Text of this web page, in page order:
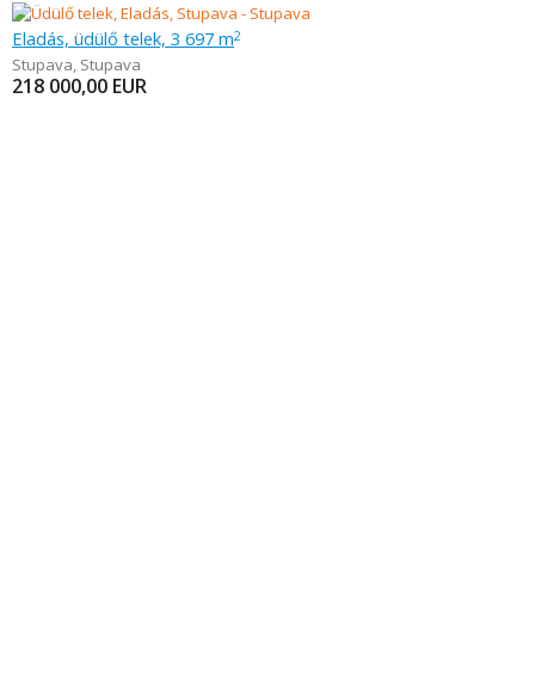
Eladás, üdülő telek, 3 697 m2
Stupava, Stupava
218 000,00 EUR